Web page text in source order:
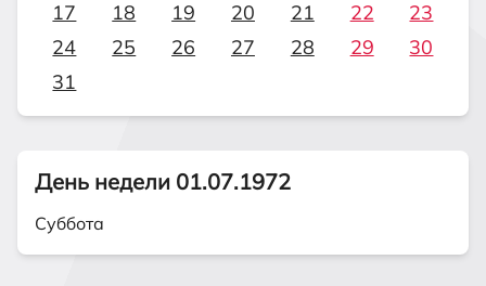
17
18 19 20 21 22
23
24
25 26 27 28 29
30
31
День недели 01.07.1972
Суббота